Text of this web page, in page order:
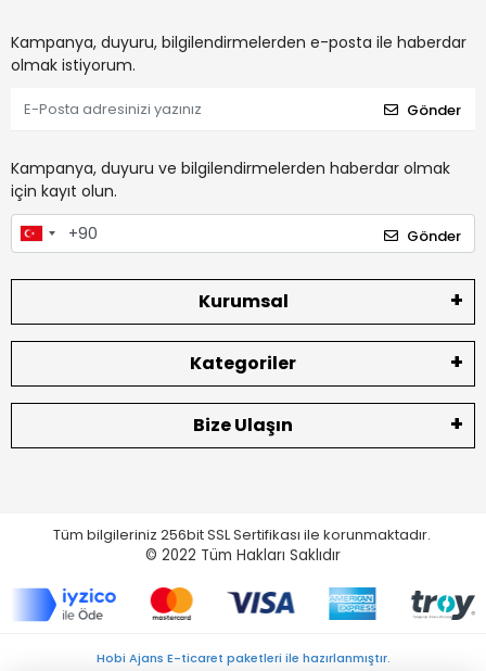
Kampanya, duyuru, bilgilendirmelerden e-posta ile haberdar
olmak istiyorum.
Gönder
Kampanya, duyuru ve bilgilendirmelerden haberdar olmak
için kayıt olun.
Gönder
Kurumsal
Kategoriler
Bize Ulaşın
Tüm bilgileriniz 256bit SSL Sertifikası ile korunmaktadır.
© 2022 Tüm Hakları Saklıdır
Hobi Ajans E-ticaret paketleri ile hazırlanmıştır.